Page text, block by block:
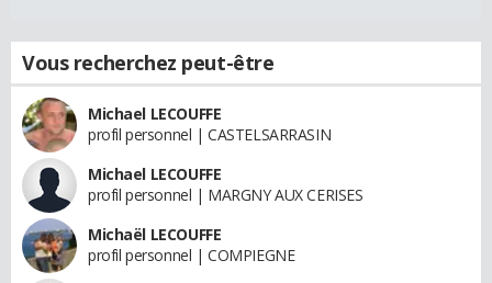
Vous recherchez peut-être
Michael LECOUFFE
profil personnel | CASTELSARRASIN
Michael LECOUFFE
profil personnel | MARGNY AUX CERISES
Michaël LECOUFFE
profil personnel | COMPIEGNE